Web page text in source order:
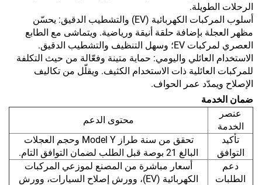
الرحلات الطويلة.
أسلوب المركبات الكهربائية (EV) والتشطيب الدقيق: يحسّن
مظهر العجلة بإضافة حلقة أنيقة ورياضية. ويتماشى مع الطابع
العصري لمركبات EV؛ وسهل التنظيف والتشطيب الدقيق.
الاستخدام العائلي واليومي: حماية متينة وفعّالة من حيث التكلفة
للمركبات العائلية ذات الاستخدام الكثيف. ويقلّل من تكاليف
الإصلاح ويمدّد عمر الحواف.
ضمان الخدمة
عنصر
الخدمة
محتوى الدعم
تأكيد
التوافق
تحقق من سنة طراز Model Y وحجم العجلات
البالغ 21 بوصة قبل الطلب لضمان التوافق التام.
دعم
الطلبات
أسعار مباشرة من المصنع لموزعي المركبات
الكهربائية (EV)، وورش إصلاح السيارات، وورش